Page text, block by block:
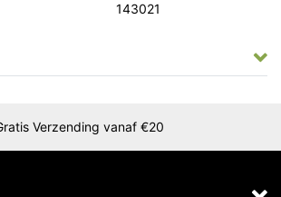
143021
Verzending vanaf €20